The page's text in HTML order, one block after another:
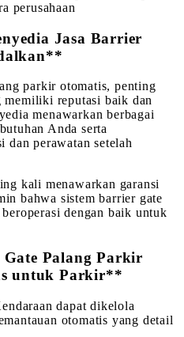
perusahaan
Jasa Barrier
parkir otomatis, penting
reputasi baik dan
menawarkan berbagai
Anda serta
dan perawatan setelah
kali menawarkan garansi
bahwa sistem barrier gate
dengan baik untuk
Palang Parkir
untuk Parkir**
dapat dikelola
otomatis yang detail